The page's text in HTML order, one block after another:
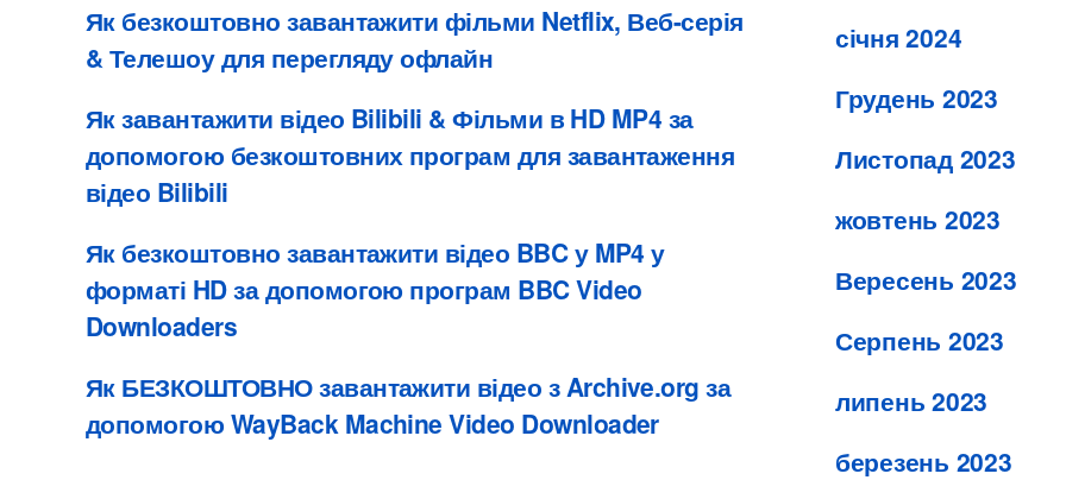
Як безкоштовно завантажити фільми Netflix, Веб-серія
& Телешоу для перегляду офлайн
Як завантажити відео Bilibili & Фільми в HD MP4 за
допомогою безкоштовних програм для завантаження
відео Bilibili
Як безкоштовно завантажити відео BBC у MP4 у
форматі HD за допомогою програм BBC Video
Downloaders
Як БЕЗКОШТОВНО завантажити відео з Archive.org за
допомогою WayBack Machine Video Downloader
січня 2024
Грудень 2023
Листопад 2023
жовтень 2023
Вересень 2023
Серпень 2023
липень 2023
березень 2023